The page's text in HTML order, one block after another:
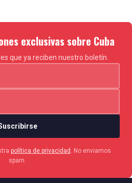
exclusivas sobre Cuba
que ya reciben nuestro boletín.
política de privacidad . No enviamos
spam.